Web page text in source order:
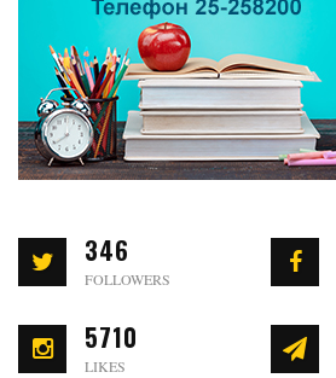
346
FOLLOWERS
5710
LIKES